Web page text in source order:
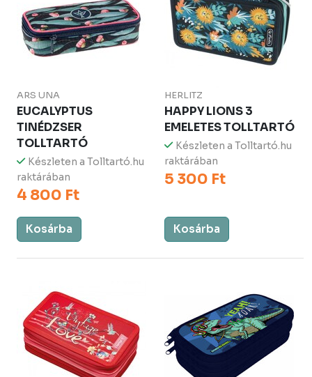
ARS UNA
EUCALYPTUS
TINÉDZSER
TOLLTARTÓ
Készleten a Tolltartó.hu
raktárában
4 800 Ft
Kosárba
HERLITZ
HAPPY LIONS 3
EMELETES TOLLTARTÓ
Készleten a Tolltartó.hu
raktárában
5 300 Ft
Kosárba